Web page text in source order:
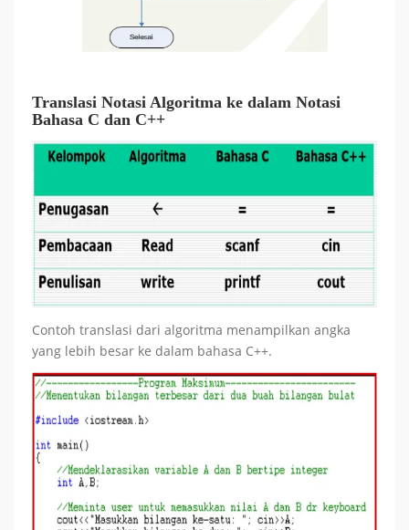
Translasi Notasi Algoritma ke dalam Notasi
Bahasa C dan C++
Contoh translasi dari algoritma menampilkan angka
yang lebih besar ke dalam bahasa C++.